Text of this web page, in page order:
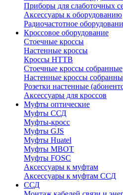
Приборы для слаботочных
Аксессуары к оборудованию
Радиочастотное
Кроссовое оборудование
Стоечные кроссы
Настенные кроссы
Кроссы HTTB
Стоечные кроссы собранные
Настенные кроссы
Розетки настенные
Аксессуары для кроссов
Муфты оптические
Муфты ССД
Муфты-кросс
Муфты GJS
Муфты Huatel
Муфты МВОТ
Муфты FOSC
Аксессуары к муфтам
Аксессуары к муфтам ССД
ССД